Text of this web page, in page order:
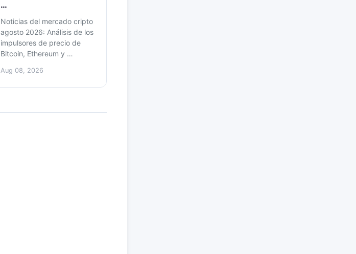
…
Noticias del mercado cripto
agosto 2026: Análisis de los
impulsores de precio de
Bitcoin, Ethereum y …
Aug 08, 2026